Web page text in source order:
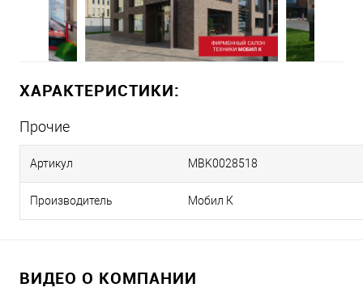
ХАРАКТЕРИСТИКИ:
Прочие
Артикул MBK0028518
Производитель Мобил К
ВИДЕО О КОМПАНИИ